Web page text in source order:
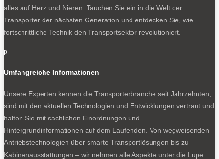
alles auf Herz und Nieren. Tauchen Sie ein in die Welt der
Transporter der nächsten Generation und entdecken Sie, wie
fortschrittliche Technik den Transportsektor revolutioniert.
p
Umfangreiche Informationen
Unsere Experten kennen die Transporterbranche seit Jahrzehnten,
sind mit den aktuellen Technologien und Entwicklungen vertraut und
halten Sie mit sachlichen Einordnungen und
Hintergrundinformationen auf dem Laufenden. Von wegweisenden
Antriebstechnologien über smarte Transportlösungen bis zu
Kabinenausstattungen – wir nehmen alle Aspekte unter die Lupe.